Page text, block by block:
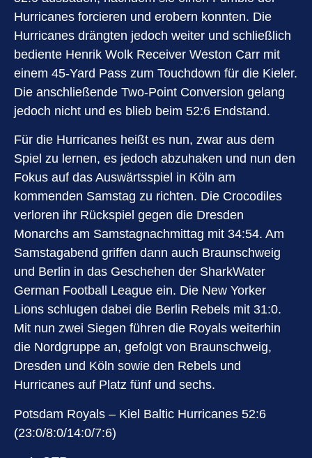
Hurricanes forcieren und erobern konnten. Die
Hurricanes drängten jedoch weiter und schließlich
bediente Henrik Wolk Receiver Weston Carr mit
einem 45-Yard Pass zum Touchdown für die Kieler.
Die anschließende Two-Point Conversion gelang
jedoch nicht und es blieb beim 52:6 Endstand.
Für die Hurricanes heißt es nun, zwar aus dem
Spiel zu lernen, es jedoch abzuhaken und nun den
Fokus auf das Auswärtsspiel in Köln am
kommenden Samstag zu richten. Die Crocodiles
verloren ihr Rückspiel gegen die Dresden
Monarchs am Samstagnachmittag mit 34:54. Am
Samstagabend griffen dann auch Braunschweig
und Berlin in das Geschehen der SharkWater
German Football League ein. Die New Yorker
Lions schlugen dabei die Berlin Rebels mit 31:0.
Mit nun zwei Siegen führen die Royals weiterhin
die Nordgruppe an, gefolgt von Braunschweig,
Dresden und Köln sowie den Rebels und
Hurricanes auf Platz fünf und sechs.
Potsdam Royals – Kiel Baltic Hurricanes 52:6
(23:0/8:0/14:0/7:6)